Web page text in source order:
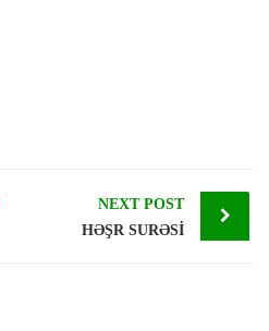
NEXT POST
HƏŞR SURƏSİ